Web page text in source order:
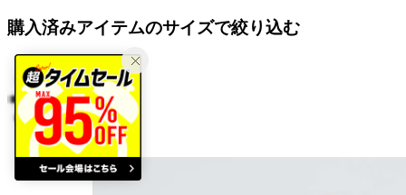
購入済みアイテムのサイズで絞り込む